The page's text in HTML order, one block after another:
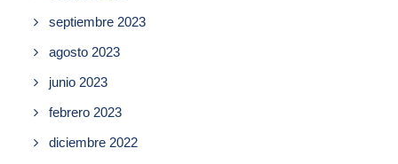
septiembre 2023
agosto 2023
junio 2023
febrero 2023
diciembre 2022